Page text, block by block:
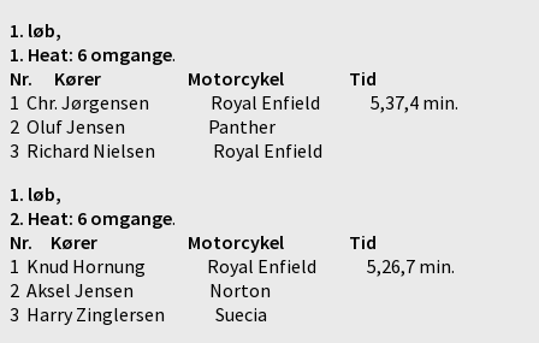
1. løb,
1. Heat: 6 omgange.
Nr. Kører Motorcykel Tid
1 Chr. Jørgensen Royal Enfield 5,37,4 min.
2 Oluf Jensen Panther
3 Richard Nielsen Royal Enfield
1. løb,
2. Heat: 6 omgange.
Nr. Kører Motorcykel Tid
1 Knud Hornung Royal Enfield 5,26,7 min.
2 Aksel Jensen Norton
3 Harry Zinglersen Suecia